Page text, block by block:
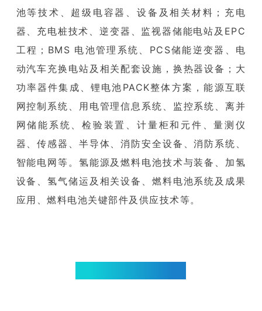
池等技术、超级电容器、设备及相关材料；充电
器、充电桩技术、逆变器、监视器储能电站及EPC
工程；BMS 电池管理系统、PCS储能逆变器、电
动汽车充换电站及相关配套设施，换热器设备；大
功率器件集成、锂电池PACK整体方案，能源互联
网控制系统、用电管理信息系统、监控系统、离并
网储能系统、检验装置、计量柜和元件、量测仪
器、传感器、半导体、消防安全设备、消防系统、
智能电网等。氢能源及燃料电池技术与装备、加氢
设备、氢气储运及相关设备、燃料电池系统及成果
应用、燃料电池关键部件及供应技术等。